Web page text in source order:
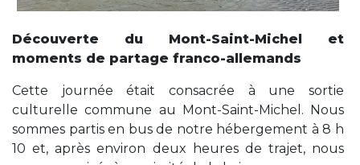
Découverte du Mont-Saint-Michel et
moments de partage franco-allemands
Cette journée était consacrée à une sortie
culturelle commune au Mont-Saint-Michel. Nous
sommes partis en bus de notre hébergement à 8 h
10 et, après environ deux heures de trajet, nous